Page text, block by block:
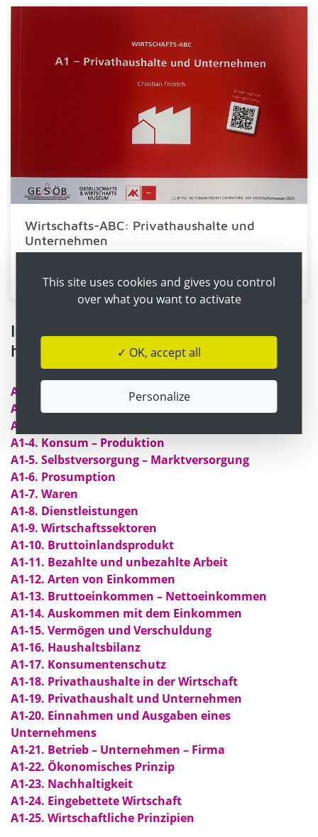
Wirtschafts-ABC: Privathaushalte und
Unternehmen
Infografiken als einzelne Grafiken
herunterladen
A1-1. Wirtschaften
A1-2. Wirtschaft
A1-3. Wunsch – Bedürfnis – Bedarf
A1-4. Konsum – Produktion
A1-5. Selbstversorgung – Marktversorgung
A1-6. Prosumption
​A1-7. Waren
A1-8. Dienstleistungen
A1-9. Wirtschaftssektoren
A1-10. Bruttoinlandsprodukt
A1-11. Bezahlte und unbezahlte Arbeit
A1-12. Arten von Einkommen
A1-13. Bruttoeinkommen – Nettoeinkommen
A1-14. Auskommen mit dem Einkommen
A1-15. Vermögen und Verschuldung
A1-16. Haushaltsbilanz
A1-17. Konsumentenschutz
A1-18. Privathaushalte in der Wirtschaft
A1-19. Privathaushalt und Unternehmen
A1-20. Einnahmen und Ausgaben eines
Unternehmens
A1-21. Betrieb – Unternehmen – Firma
A1-22. Ökonomisches Prinzip
A1-23. Nachhaltigkeit
A1-24. Eingebettete Wirtschaft
A1-25. Wirtschaftliche Prinzipien
This site uses cookies and gives you control
over what you want to activate
✓ OK, accept all
Personalize